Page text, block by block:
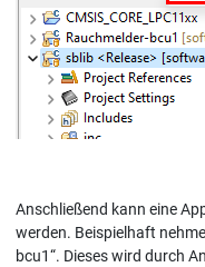
Anschließend kann eine
werden. Beispielhaft
bcu1“. Dieses wird durch